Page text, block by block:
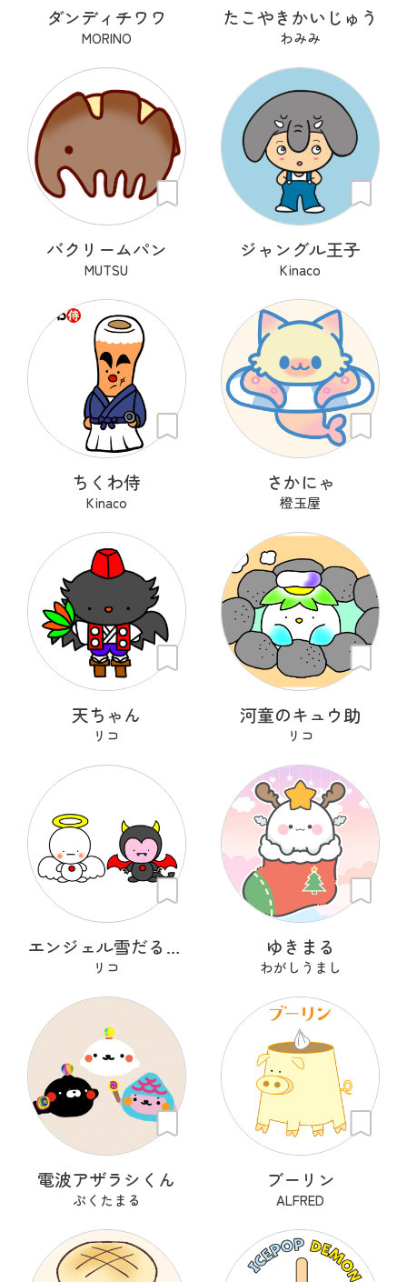
ダンディチワワ
MORINO
たこやきかいじゅう
わみみ
バクリームパン
MUTSU
ジャングル王子
Kinaco
ちくわ侍
Kinaco
さかにゃ
橙玉屋
天ちゃん
リコ
河童のキュウ助
リコ
エンジェル雪だるま＆デビル雪だるま
リコ
ゆきまる
わがしうまし
電波アザラシくん
ぷくたまる
ブーリン
ALFRED